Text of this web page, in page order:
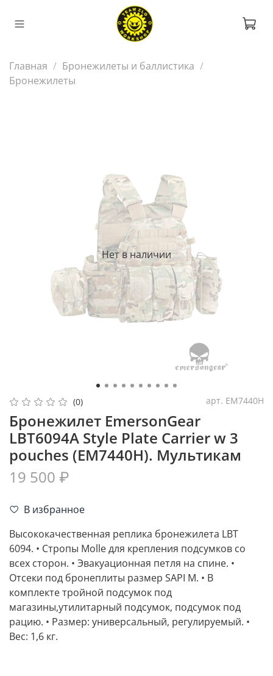
Главная
Бронежилеты и баллистика
Бронежилеты
Нет в наличии
(0) арт. EM7440H
Бронежилет EmersonGear
LBT6094A Style Plate Carrier w 3
pouches (EM7440H). Мультикам
19 500 ₽
В избранное
Высококачественная реплика бронежилета LBT
6094. • Стропы Molle для крепления подсумков со
всех сторон. • Эвакуационная петля на спине. •
Отсеки под бронеплиты размер SAPI M. • В
комплекте тройной подсумок под
магазины,утилитарный подсумок, подсумок под
рацию. • Размер: универсальный, регулируемый. •
Вес: 1,6 кг.